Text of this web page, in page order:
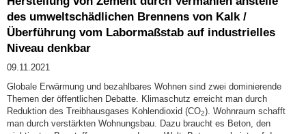
des umweltschädlichen Brennens von Kalk /
Überführung vom Labormaßstab auf industrielles
Niveau denkbar
09.11.2021
Globale Erwärmung und bezahlbares Wohnen sind zwei dominierende
Themen der öffentlichen Debatte. Klimaschutz erreicht man durch
Reduktion des Treibhausgases Kohlendioxid (CO2). Wohnraum schafft
man durch verstärkten Wohnungsbau. Dazu braucht es Beton, den